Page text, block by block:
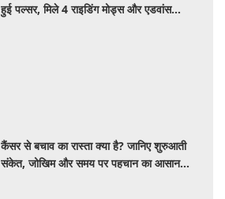
हुई पल्सर, मिले 4 राइडिंग मोड्स और एडवांस
कैंसर से बचाव का रास्ता क्या है? जानिए शुरुआती
संकेत, जोखिम और समय पर पहचान का आसान